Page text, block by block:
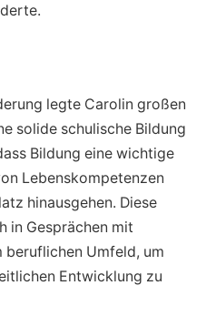
legte Carolin großen
solide schulische Bildung
Bildung eine wichtige
Lebenskompetenzen
hinausgehen. Diese
in Gesprächen mit
beruflichen Umfeld, um
Entwicklung zu